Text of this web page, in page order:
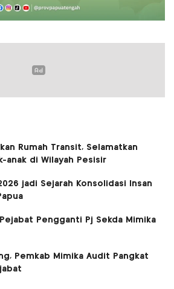
Rumah Transit, Selamatkan
anak di Wilayah Pesisir
jadi Sejarah Konsolidasi Insan
Pengganti Pj Sekda Mimika
Pemkab Mimika Audit Pangkat